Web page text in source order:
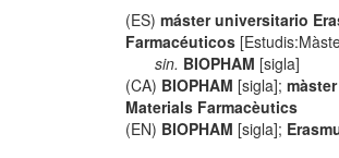
(ES)máster universitario
Farmacéuticos
sin. BIOPHAM [sigla]
(CA) BIOPHAM [sigla];
Materials Farmacèutics
(EN) BIOPHAM [sigla];